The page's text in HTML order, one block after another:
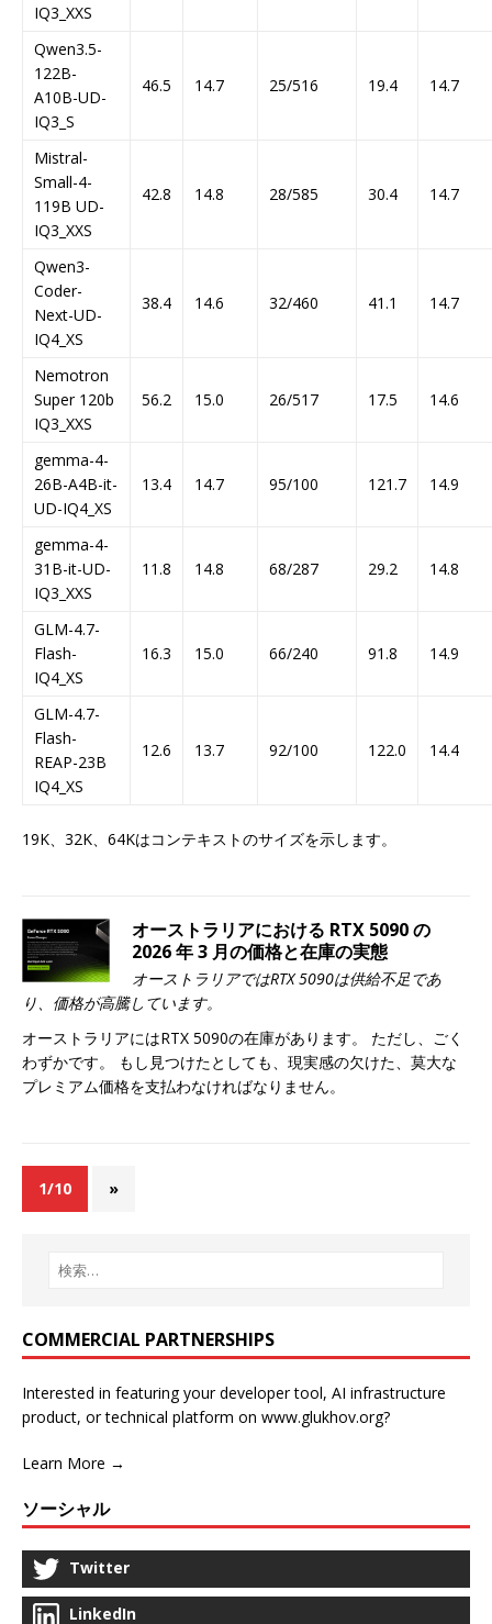
IQ3_XXS
Qwen3.5-
122B-
A10B-UD-
IQ3_S
46.5 14.7 25/516 19.4 14.7
Mistral-
Small-4-
119B UD-
IQ3_XXS
42.8 14.8 28/585 30.4 14.7
Qwen3-
Coder-
Next-UD-
IQ4_XS
38.4 14.6 32/460 41.1 14.7
Nemotron
Super 120b
IQ3_XXS
56.2 15.0 26/517 17.5 14.6
gemma-4-
26B-A4B-it-
UD-IQ4_XS
13.4 14.7 95/100 121.7 14.9
gemma-4-
31B-it-UD-
IQ3_XXS
11.8 14.8 68/287 29.2 14.8
GLM-4.7-
Flash-
IQ4_XS
16.3 15.0 66/240 91.8 14.9
GLM-4.7-
Flash-
REAP-23B
IQ4_XS
12.6 13.7 92/100 122.0 14.4
19K、32K、64Kはコンテキストのサイズを示します。
オーストラリアにおける RTX 5090 の
2026 年 3 月の価格と在庫の実態
オーストラリアではRTX 5090は供給不足であ
り、価格が高騰しています。
オーストラリアにはRTX 5090の在庫があります。 ただし、ごく
わずかです。 もし見つけたとしても、現実感の欠けた、莫大な
プレミアム価格を支払わなければなりません。
1/10 »
COMMERCIAL PARTNERSHIPS
Interested in featuring your developer tool, AI infrastructure
product, or technical platform on www.glukhov.org?
Learn More →
ソーシャル
Twitter
LinkedIn